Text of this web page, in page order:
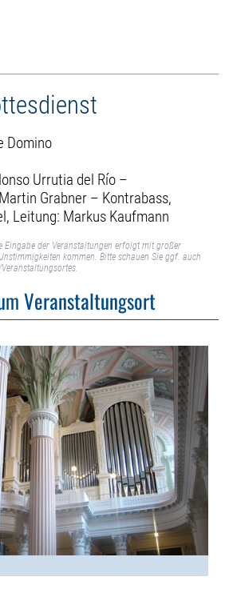
Domino
Urrutia del Río –
Grabner – Kontrabass,
Leitung: Markus Kaufmann
Eingabe der Veranstaltungen erfolgt mit großer
kommen. Bitte schauen Sie ggf. auch
Veranstaltungsort